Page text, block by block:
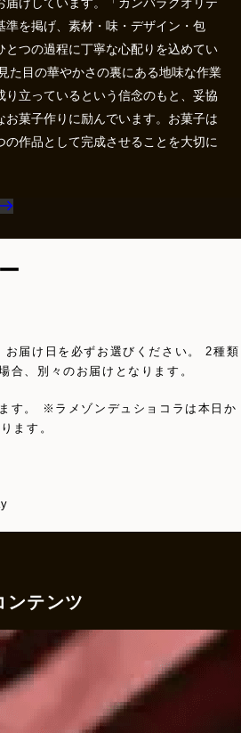
準を掲げ、素材・味・デザイン・包
とつの過程に丁寧な心配りを込めてい
た目の華やかさの裏にある地味な作業
り立っているという信念のもと、妥協
お菓子作りに励んでいます。お菓子は
作品として完成させることを大切に
お届け日を必ずお選びください。 2種類
合、別々のお届けとなります。
す。 ※ラメゾンデュショコラは本日か
ます。
テンツ